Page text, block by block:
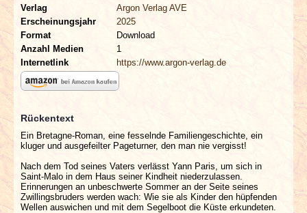
LINKS
ARCHIV
Verlag
Argon Verlag AVE
Erscheinungsjahr
2025
Format
Download
Anzahl Medien
1
Internetlink
https://www.argon-verlag.de
Rückentext
Ein Bretagne-Roman, eine fesselnde Familiengeschichte, ein
kluger und ausgefeilter Pageturner, den man nie vergisst!
Nach dem Tod seines Vaters verlässt Yann Paris, um sich in
Saint-Malo in dem Haus seiner Kindheit niederzulassen.
Erinnerungen an unbeschwerte Sommer an der Seite seines
Zwillingsbruders werden wach: Wie sie als Kinder den hüpfenden
Wellen auswichen und mit dem Segelboot die Küste erkundeten.